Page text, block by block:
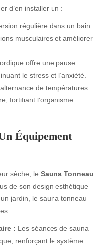
d’en installer un :
régulière dans un bain
musculaires et améliorer
offre une pause
le stress et l’anxiété.
de températures
fortifiant l’organisme
Équipement
sèche, le Sauna Tonneau
de son design esthétique
jardin, le sauna tonneau
:
: Les séances de sauna
renforçant le système